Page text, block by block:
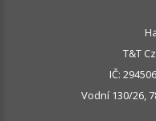
T&T
IČ:
Vodní 130/26,